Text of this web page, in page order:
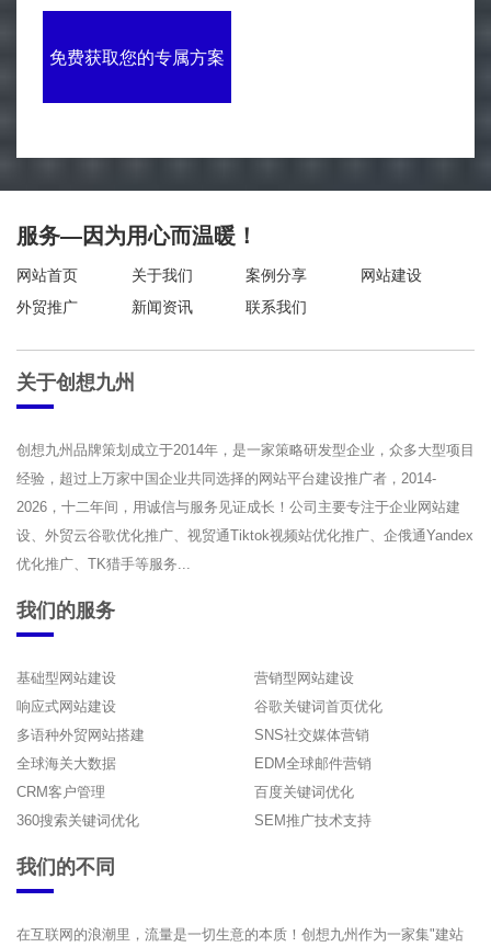
免费获取您的专属方案
服务—因为用心而温暖！
网站首页 关于我们 案例分享
网站建设
外贸推广
新闻资讯 联系我们
关于创想九州
创想九州品牌策划成立于2014年，是一家策略研发型企业，众多大型项目
经验，超过上万家中国企业共同选择的网站平台建设推广者，2014-
2026，十二年间，用诚信与服务见证成长！公司主要专注于企业网站建
设、外贸云谷歌优化推广、视贸通Tiktok视频站优化推广、企俄通Yandex
优化推广、TK猎手等服务...
我们的服务
基础型网站建设
营销型网站建设
响应式网站建设
谷歌关键词首页优化
多语种外贸网站搭建
SNS社交媒体营销
全球海关大数据
EDM全球邮件营销
CRM客户管理
百度关键词优化
360搜索关键词优化
SEM推广技术支持
我们的不同
在互联网的浪潮里，流量是一切生意的本质！创想九州作为一家集"建站